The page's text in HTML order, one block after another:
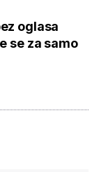
oglasa
se za samo